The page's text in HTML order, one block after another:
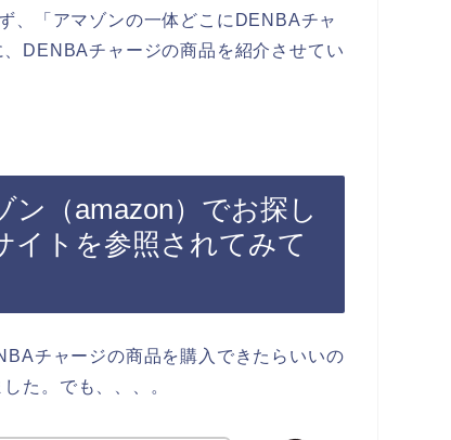
、「アマゾンの一体どこにDENBAチャ
DENBAチャージの商品を紹介させてい
ン（amazon）でお探し
イトを参照されてみて
チャージの商品を購入できたらいいの
た。でも、、、。